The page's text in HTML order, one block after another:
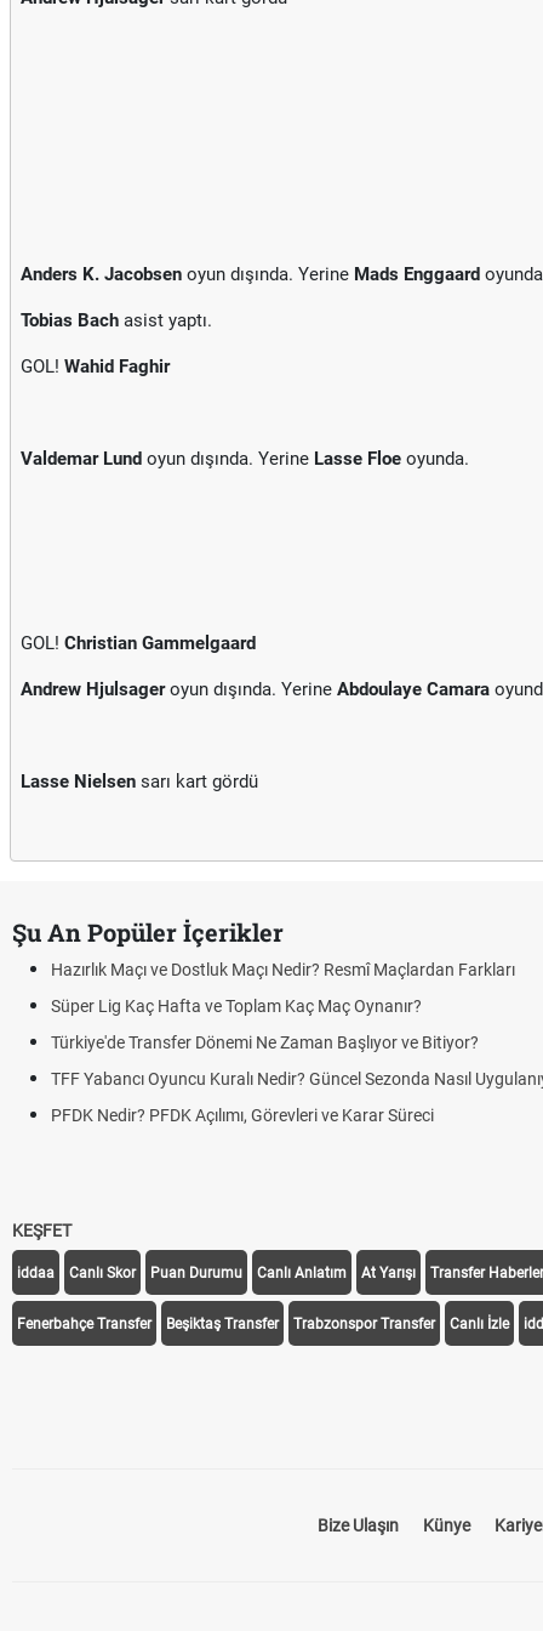
Anders K. Jacobsen oyun dışında. Yerine Mads Enggaard
Tobias Bach asist yaptı.
GOL! Wahid Faghir
Valdemar Lund oyun dışında. Yerine Lasse Floe oyunda.
GOL! Christian Gammelgaard
Andrew Hjulsageroyun dışında. Yerine Abdoulaye Camara
Lasse Nielsen sarı kart gördü
Şu An Popüler İçerikler
Nedir? Resmî Maçlardan Farkları
Kaç Maç Oynanır?
Zaman Başlıyor ve Bitiyor?
Güncel Sezonda Nasıl Uygulanıyor?
ve Karar Süreci
KEŞFET
iddaa Canlı Skor Puan Durumu Canlı Anlatım At Yarışı Transfer
Fenerbahçe Transfer Beşiktaş Transfer Trabzonspor Transfer Canlı İzle
Bize Ulaşın Künye